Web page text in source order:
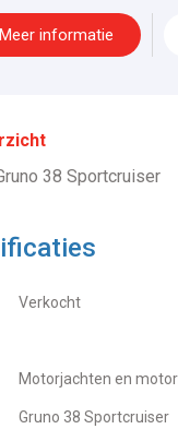
Meer informatie
38 Sportcruiser
Verkocht
Motorjachten en
Gruno 38 Sportcruiser